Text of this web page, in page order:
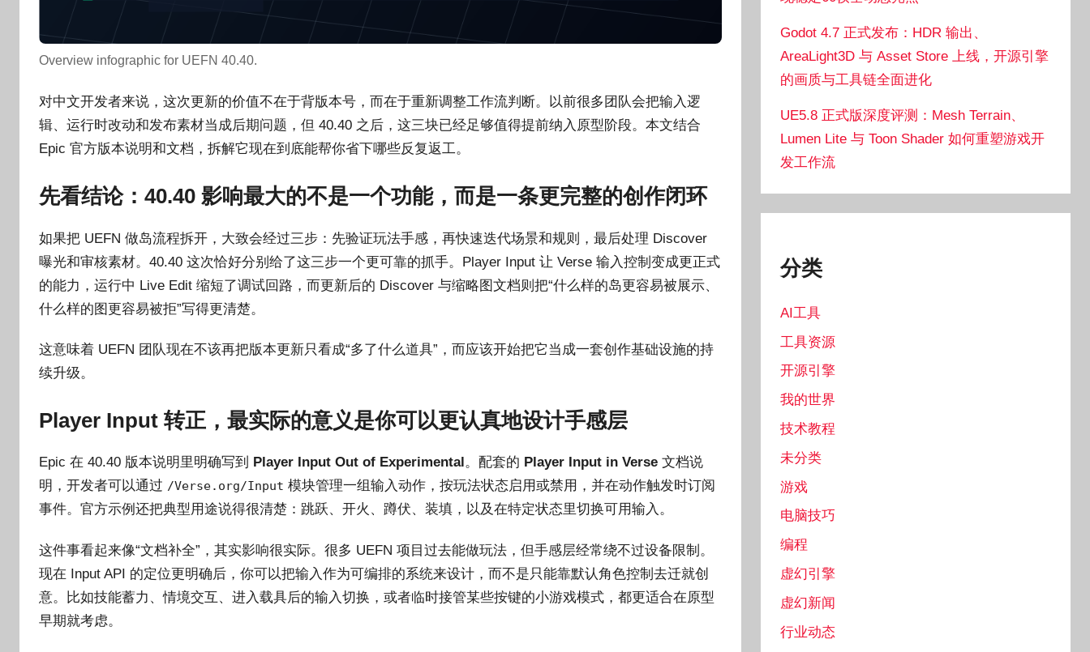
Overview infographic for UEFN 40.40.
对中文开发者来说，这次更新的价值不在于背版本号，而在于重新调整工作流判断。以前很多团队会把输入逻
辑、运行时改动和发布素材当成后期问题，但 40.40 之后，这三块已经足够值得提前纳入原型阶段。本文结合
Epic 官方版本说明和文档，拆解它现在到底能帮你省下哪些反复返工。
先看结论：40.40 影响最大的不是一个功能，而是一条更完整的创作闭环
如果把 UEFN 做岛流程拆开，大致会经过三步：先验证玩法手感，再快速迭代场景和规则，最后处理 Discover
曝光和审核素材。40.40 这次恰好分别给了这三步一个更可靠的抓手。Player Input 让 Verse 输入控制变成更正式
的能力，运行中 Live Edit 缩短了调试回路，而更新后的 Discover 与缩略图文档则把“什么样的岛更容易被展示、
什么样的图更容易被拒”写得更清楚。
这意味着 UEFN 团队现在不该再把版本更新只看成“多了什么道具”，而应该开始把它当成一套创作基础设施的持
续升级。
Player Input 转正，最实际的意义是你可以更认真地设计手感层
Epic 在 40.40 版本说明里明确写到 Player Input Out of Experimental 。配套的 Player Input in Verse 文档说
明，开发者可以通过 /Verse.org/Input 模块管理一组输入动作，按玩法状态启用或禁用，并在动作触发时订阅
事件。官方示例还把典型用途说得很清楚：跳跃、开火、蹲伏、装填，以及在特定状态里切换可用输入。
这件事看起来像“文档补全”，其实影响很实际。很多 UEFN 项目过去能做玩法，但手感层经常绕不过设备限制。
现在 Input API 的定位更明确后，你可以把输入作为可编排的系统来设计，而不是只能靠默认角色控制去迁就创
意。比如技能蓄力、情境交互、进入载具后的输入切换，或者临时接管某些按键的小游戏模式，都更适合在原型
早期就考虑。
Godot 4.7 正式发布：HDR 输出、
AreaLight3D 与 Asset Store 上线，开源引擎
的画质与工具链全面进化
UE5.8 正式版深度评测：Mesh Terrain、
Lumen Lite 与 Toon Shader 如何重塑游戏开
发工作流
分类
AI工具
工具资源
开源引擎
我的世界
技术教程
未分类
游戏
电脑技巧
编程
虚幻引擎
虚幻新闻
行业动态